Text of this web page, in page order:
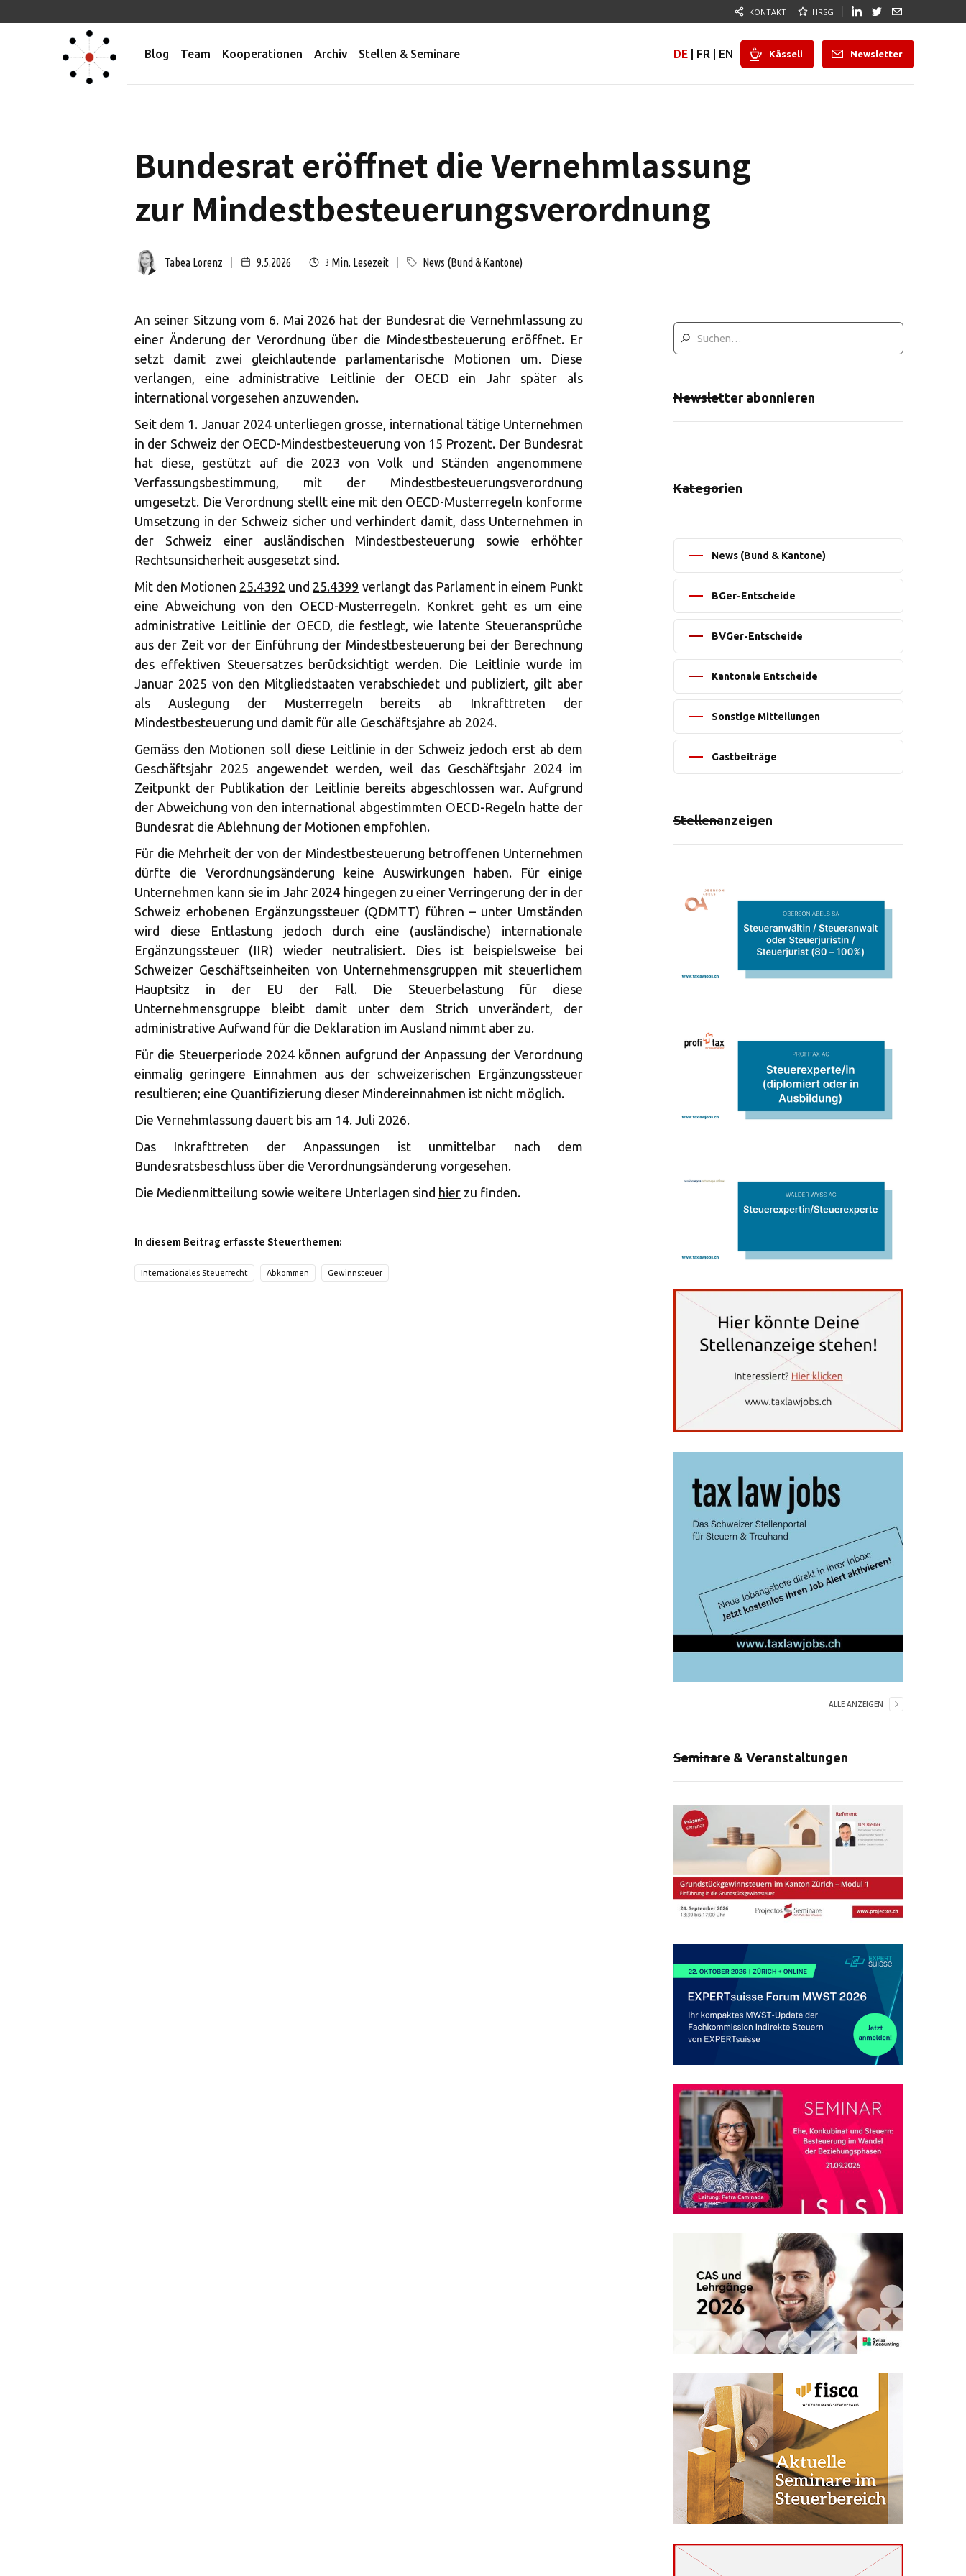
KONTAKT HRSG
Blog Team Kooperationen Archiv Stellen & Seminare DE FR EN Kässeli Newsletter
Bundesrat eröffnet die Vernehmlassung
zur Mindestbesteuerungsverordnung
Tabea Lorenz 9.5.2026 3 Min. Lesezeit News (Bund & Kantone)
An seiner Sitzung vom 6. Mai 2026 hat der Bundesrat die Vernehmlassung zu
einer Änderung der Verordnung über die Mindestbesteuerung eröffnet. Er
setzt damit zwei gleichlautende parlamentarische Motionen um. Diese
verlangen, eine administrative Leitlinie der OECD ein Jahr später als
international vorgesehen anzuwenden.
Seit dem 1. Januar 2024 unterliegen grosse, international tätige Unternehmen
in der Schweiz der OECD-Mindestbesteuerung von 15 Prozent. Der Bundesrat
hat diese, gestützt auf die 2023 von Volk und Ständen angenommene
Verfassungsbestimmung, mit der Mindestbesteuerungsverordnung
umgesetzt. Die Verordnung stellt eine mit den OECD-Musterregeln konforme
Umsetzung in der Schweiz sicher und verhindert damit, dass Unternehmen in
der Schweiz einer ausländischen Mindestbesteuerung sowie erhöhter
Rechtsunsicherheit ausgesetzt sind.
Mit den Motionen 25.4392 und 25.4399 verlangt das Parlament in einem Punkt
eine Abweichung von den OECD-Musterregeln. Konkret geht es um eine
administrative Leitlinie der OECD, die festlegt, wie latente Steueransprüche
aus der Zeit vor der Einführung der Mindestbesteuerung bei der Berechnung
des effektiven Steuersatzes berücksichtigt werden. Die Leitlinie wurde im
Januar 2025 von den Mitgliedstaaten verabschiedet und publiziert, gilt aber
als Auslegung der Musterregeln bereits ab Inkrafttreten der
Mindestbesteuerung und damit für alle Geschäftsjahre ab 2024.
Gemäss den Motionen soll diese Leitlinie in der Schweiz jedoch erst ab dem
Geschäftsjahr 2025 angewendet werden, weil das Geschäftsjahr 2024 im
Zeitpunkt der Publikation der Leitlinie bereits abgeschlossen war. Aufgrund
der Abweichung von den international abgestimmten OECD-Regeln hatte der
Bundesrat die Ablehnung der Motionen empfohlen.
Für die Mehrheit der von der Mindestbesteuerung betroffenen Unternehmen
dürfte die Verordnungsänderung keine Auswirkungen haben. Für einige
Unternehmen kann sie im Jahr 2024 hingegen zu einer Verringerung der in der
Schweiz erhobenen Ergänzungssteuer (QDMTT) führen – unter Umständen
wird diese Entlastung jedoch durch eine (ausländische) internationale
Ergänzungssteuer (IIR) wieder neutralisiert. Dies ist beispielsweise bei
Schweizer Geschäftseinheiten von Unternehmensgruppen mit steuerlichem
Hauptsitz in der EU der Fall. Die Steuerbelastung für diese
Unternehmensgruppe bleibt damit unter dem Strich unverändert, der
administrative Aufwand für die Deklaration im Ausland nimmt aber zu.
Für die Steuerperiode 2024 können aufgrund der Anpassung der Verordnung
einmalig geringere Einnahmen aus der schweizerischen Ergänzungssteuer
resultieren; eine Quantifizierung dieser Mindereinnahmen ist nicht möglich.
Die Vernehmlassung dauert bis am 14. Juli 2026.
Das Inkrafttreten der Anpassungen ist unmittelbar nach dem
Bundesratsbeschluss über die Verordnungsänderung vorgesehen.
Die Medienmitteilung sowie weitere Unterlagen sind hier zu finden.
In diesem Beitrag erfasste Steuerthemen:
Internationales Steuerrecht Abkommen Gewinnsteuer
Newsletter abonnieren
Kategorien
News (Bund & Kantone)
BGer-Entscheide
BVGer-Entscheide
Kantonale Entscheide
Sonstige Mitteilungen
Gastbeiträge
Stellenanzeigen
ALLE ANZEIGEN
Seminare & Veranstaltungen